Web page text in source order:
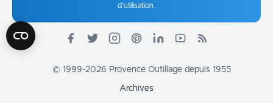
d'utilisation
© 1999-2026 Provence Outillage depuis 1955
Archives